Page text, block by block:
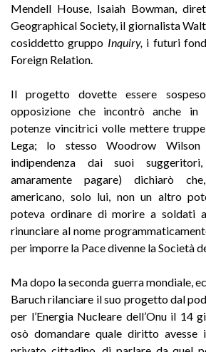
Mendell House, Isaiah Bowman,
Geographical Society, il giornalista
cosiddetto gruppo Inquiry, i futuri
Foreign Relation.
Il progetto dovette essere
opposizione che incontrò anche in
potenze vincitrici volle mettere
Lega; lo stesso Woodrow
indipendenza dai suoi
amaramente pagare) dichiarò
americano, solo lui, non un altro
poteva ordinare di morire a soldati
rinunciare al nome
per imporre la Pace divenne la Società
Ma dopo la seconda guerra mondiale,
Baruch rilanciare il suo progetto dal
per l’Energia Nucleare dell’Onu il 14
osò domandare quale diritto avesse